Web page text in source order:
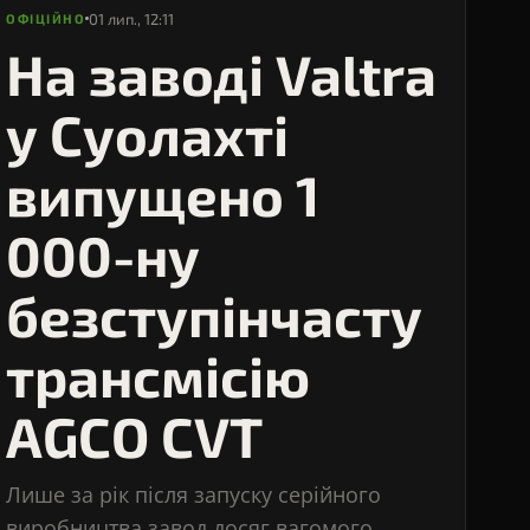
ОФІЦІЙНО 01 лип., 12:11
На заводі Valtra
у Суолахті
випущено 1
000-ну
безступінчасту
трансмісію
AGCO CVT
Лише за рік після запуску серійного